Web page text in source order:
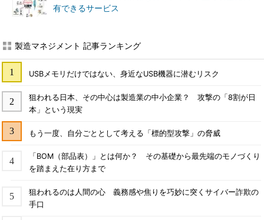
有できるサービス
製造マネジメント 記事ランキング
USBメモリだけではない、身近なUSB機器に潜むリスク
狙われる日本、その中心は製造業の中小企業？ 攻撃の「8割が日
本」という現実
もう一度、自分ごととして考える「標的型攻撃」の脅威
「BOM（部品表）」とは何か？ その基礎から最先端のモノづくり
を踏まえた在り方まで
狙われるのは人間の心 義務感や焦りを巧妙に突くサイバー詐欺の
手口